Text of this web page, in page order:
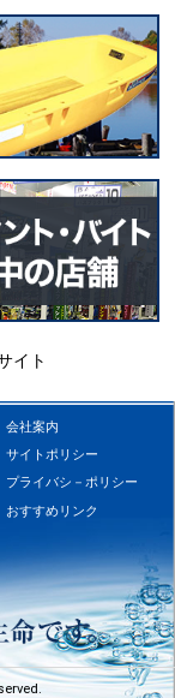
イト
会社案内
サイトポリシー
プライバシ－ポリシー
おすすめリンク